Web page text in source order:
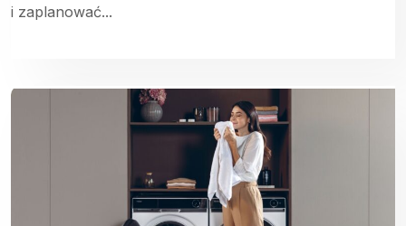
i zaplanować...